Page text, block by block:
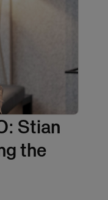
Stian
the